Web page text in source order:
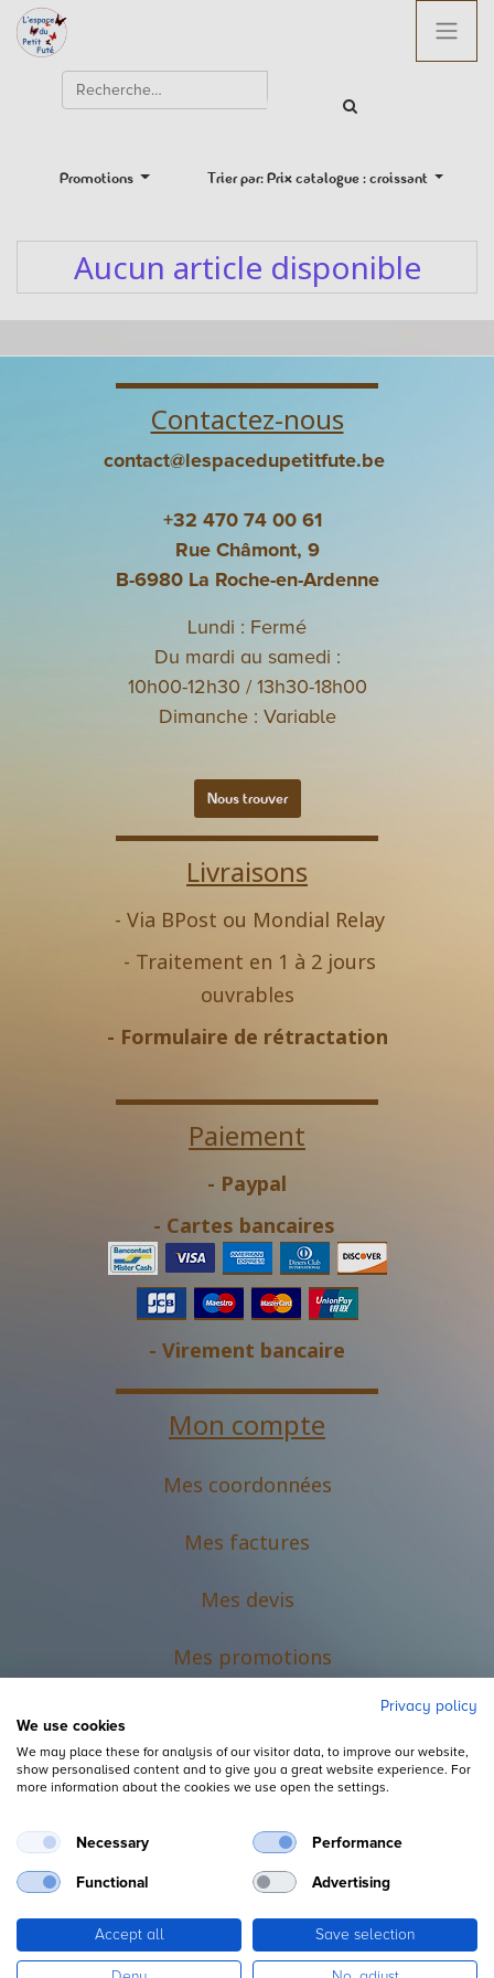
Promotions Trier par: Prix catalogue : croissant
Aucun article disponible
Contactez-nous
contact@lespacedupetitfute.be
+32 470 74 00 61
Rue Châmont, 9
B-6980 La Roche-en-Ardenne
Lundi : Fermé
Du mardi au samedi :
10h00-12h30 / 13h30-18h00
Dimanche : Variable
Nous trouver
Livraisons
- Via BPost ou Mondial Relay
- Traitement en 1 à 2 jours
ouvrables
- Formulaire de rétractation
Paiement
- Paypal
- Cartes bancaires
- Virement bancaire
Mon compte
Mes coordonnées
Mes factures
Mes devis
Mes promotions
Mentions légales
Copyright © L'Espace du Petit Futé
Privacy policy
We use cookies
We may place these for analysis of our visitor data, to improve our website,
show personalised content and to give you a great website experience. For
more information about the cookies we use open the settings.
Necessary Performance
Functional Advertising
Accept all Save selection